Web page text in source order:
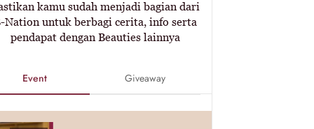
kamu sudah menjadi bagian dari
Nation untuk berbagi cerita, info serta
pendapat dengan Beauties lainnya
Event Giveaway